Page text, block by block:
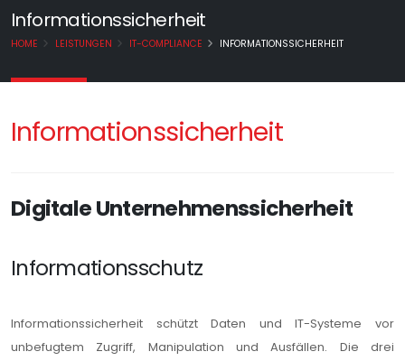
Informationssicherheit
HOME LEISTUNGEN IT-COMPLIANCE INFORMATIONSSICHERHEIT
Informationssicherheit
Digitale Unternehmenssicherheit
Informationsschutz
Informationssicherheit schützt Daten und IT-Systeme vor
unbefugtem Zugriff, Manipulation und Ausfällen. Die drei